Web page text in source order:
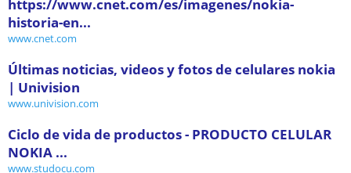
https://www.cnet.com/es/imagenes/nokia-
historia-en...
www.cnet.com
Últimas noticias, videos y fotos de celulares nokia
| Univision
www.univision.com
Ciclo de vida de productos - PRODUCTO CELULAR
NOKIA ...
www.studocu.com